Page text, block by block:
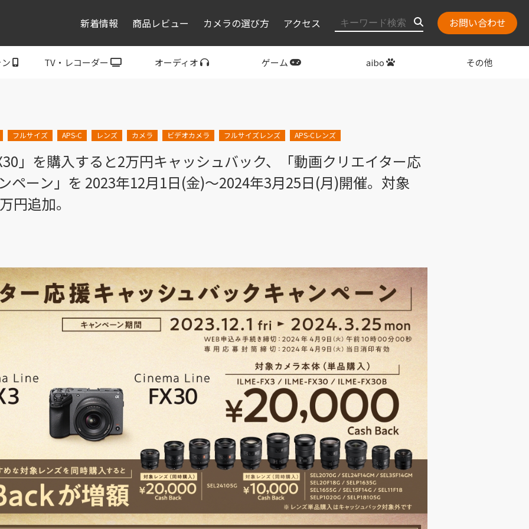
新着情報 商品レビュー カメラの選び方 アクセス お問い合わせ
TV・レコーダー オーディオ ゲーム aibo その他
フルサイズ APS-C レンズ カメラ ビデオカメラ フルサイズレンズ APS-Cレンズ
」を購入すると2万円キャッシュバック、「動画クリエイター応
ペーン」を 2023年12月1日(金)～2024年3月25日(月)開催。対象
円追加。